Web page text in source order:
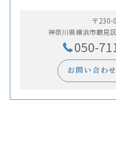
〒230-
神奈川県横浜市鶴見
050-
お問い合わ